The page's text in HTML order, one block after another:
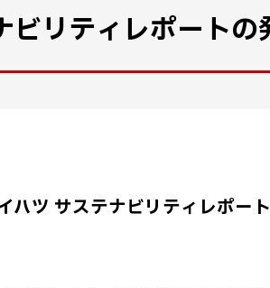
ビリティレポートの
ハツ サステナビリティレポー